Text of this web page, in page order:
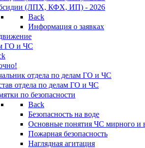
(ЛПХ, КФХ, ИП) - 2026
Back
Информация о заявках
ГО и ЧС
отдела по делам ГО и ЧС
отдела по делам ГО и ЧС
по безопасности
Back
Безопасность на воде
Основные понятия ЧС мирного и
Пожарная безопасность
Наглядная агитация